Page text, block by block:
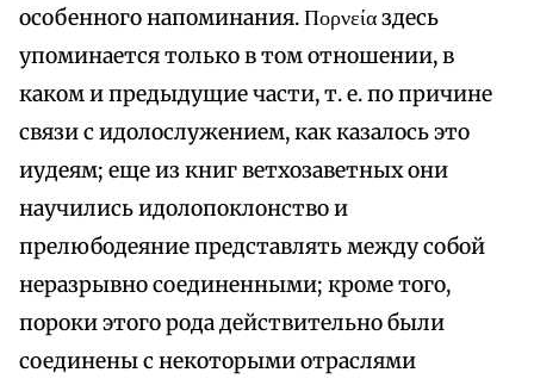
особенного напоминания. Πορνεία здесь
упоминается только в том отношении, в
каком и предыдущие части, т. е. по причине
связи с идолослужением, как казалось это
иудеям; еще из книг ветхозаветных они
научились идолопоклонство и
прелюбодеяние представлять между собой
неразрывно соединенными; кроме того,
пороки этого рода действительно были
соединены с некоторыми отраслями